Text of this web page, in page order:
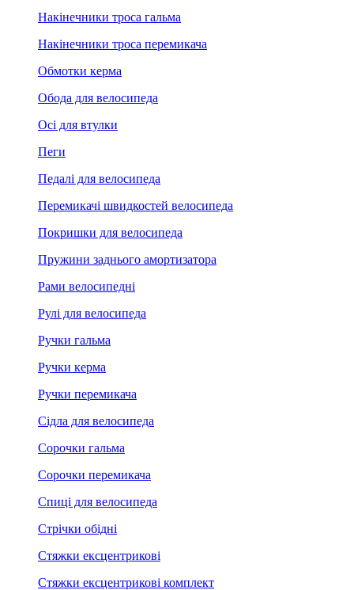
Накінечники троса гальма
Накінечники троса перемикача
Обмотки керма
Обода для велосипеда
Осі для втулки
Пеги
Педалі для велосипеда
Перемикачі швидкостей велосипеда
Покришки для велосипеда
Пружини заднього амортизатора
Рами велосипедні
Рулі для велосипеда
Ручки гальма
Ручки керма
Ручки перемикача
Сідла для велосипеда
Сорочки гальма
Сорочки перемикача
Спиці для велосипеда
Стрічки обідні
Стяжки ексцентрикові
Стяжки ексцентрикові комплект